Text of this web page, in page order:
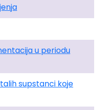
u periodu
supstanci koje